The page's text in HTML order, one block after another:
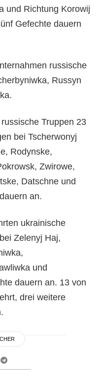
und Richtung Korowij
Gefechte dauern
russische
Russyn
Truppen 23
bei Tscherwonyj
Rodynske,
Zwirowe,
Datschne und
an.
ukrainische
Zelenyj Haj,
und
dauern an. 13 von
drei weitere